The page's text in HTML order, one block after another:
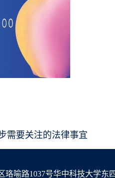
需要关注的法律事宜
珞喻路1037号华中科技大学东